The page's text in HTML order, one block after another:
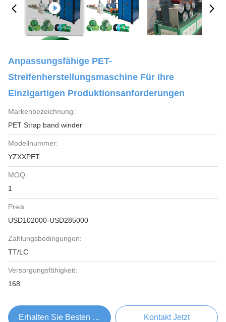
Anpassungsfähige PET-
Streifenherstellungsmaschine Für Ihre
Einzigartigen Produktionsanforderungen
Markenbezeichnung:
PET Strap band winder
Modellnummer:
YZXXPET
MOQ:
1
Preis:
USD102000-USD285000
Zahlungsbedingungen:
TT/LC
Versorgungsfähigkeit:
168
Erhalten Sie Besten Preis Kontakt Jetzt